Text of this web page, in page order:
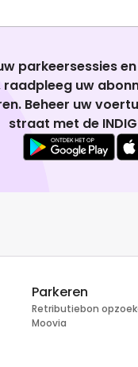
parkeersessies
raadpleeg uw
Beheer uw
straat met de
Parkeren
Retributiebon
Moovia